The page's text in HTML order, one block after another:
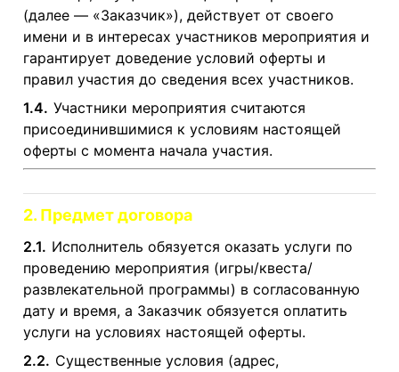
(далее — «Заказчик»), действует от своего
имени и в интересах участников мероприятия и
гарантирует доведение условий оферты и
правил участия до сведения всех участников.
1.4. Участники мероприятия считаются
присоединившимися к условиям настоящей
оферты с момента начала участия.
2. Предмет договора
2.1. Исполнитель обязуется оказать услуги по
проведению мероприятия (игры/квеста/
развлекательной программы) в согласованную
дату и время, а Заказчик обязуется оплатить
услуги на условиях настоящей оферты.
2.2. Существенные условия (адрес,